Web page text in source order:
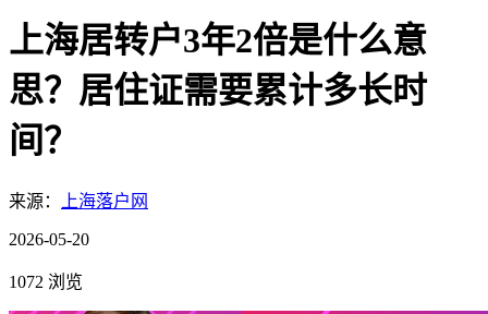
上海居转户3年2倍是什么意
思？居住证需要累计多长时
间？
来源： 上海落户网
2026-05-20
1072 浏览